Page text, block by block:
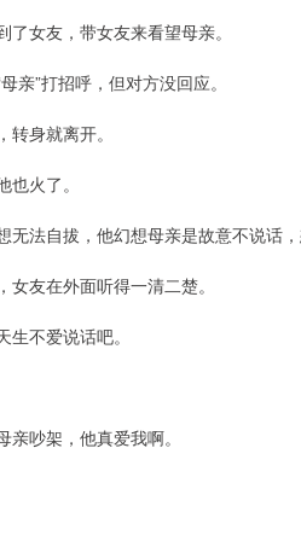
了女友，带女友来看望母亲。
亲”打招呼，但对方没回应。
身就离开。
火了。
无法自拔，他幻想母亲是故意不说话，
女友在外面听得一清二楚。
不爱说话吧。
吵架，他真爱我啊。